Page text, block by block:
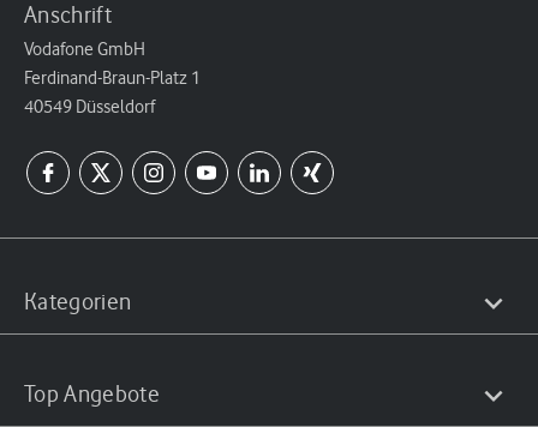
Anschrift
Vodafone GmbH
Ferdinand-Braun-Platz 1
40549 Düsseldorf
Kategorien
Top Angebote